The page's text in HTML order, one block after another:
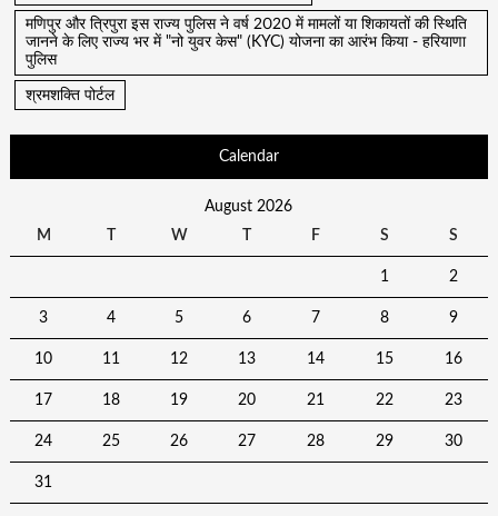
मणिपुर और त्रिपुरा इस राज्य पुलिस ने वर्ष 2020 में मामलों या शिकायतों की स्थिति
जानने के लिए राज्य भर में "नो युवर केस" (KYC) योजना का आरंभ किया - हरियाणा
पुलिस
श्रमशक्ति पोर्टल
Calendar
August 2026
M
W F S S
1 2
3 4 5 6 7 8 9
10 11 12 13 14 15 16
17 18 19 20 21 22 23
24 25 26 27 28 29 30
31